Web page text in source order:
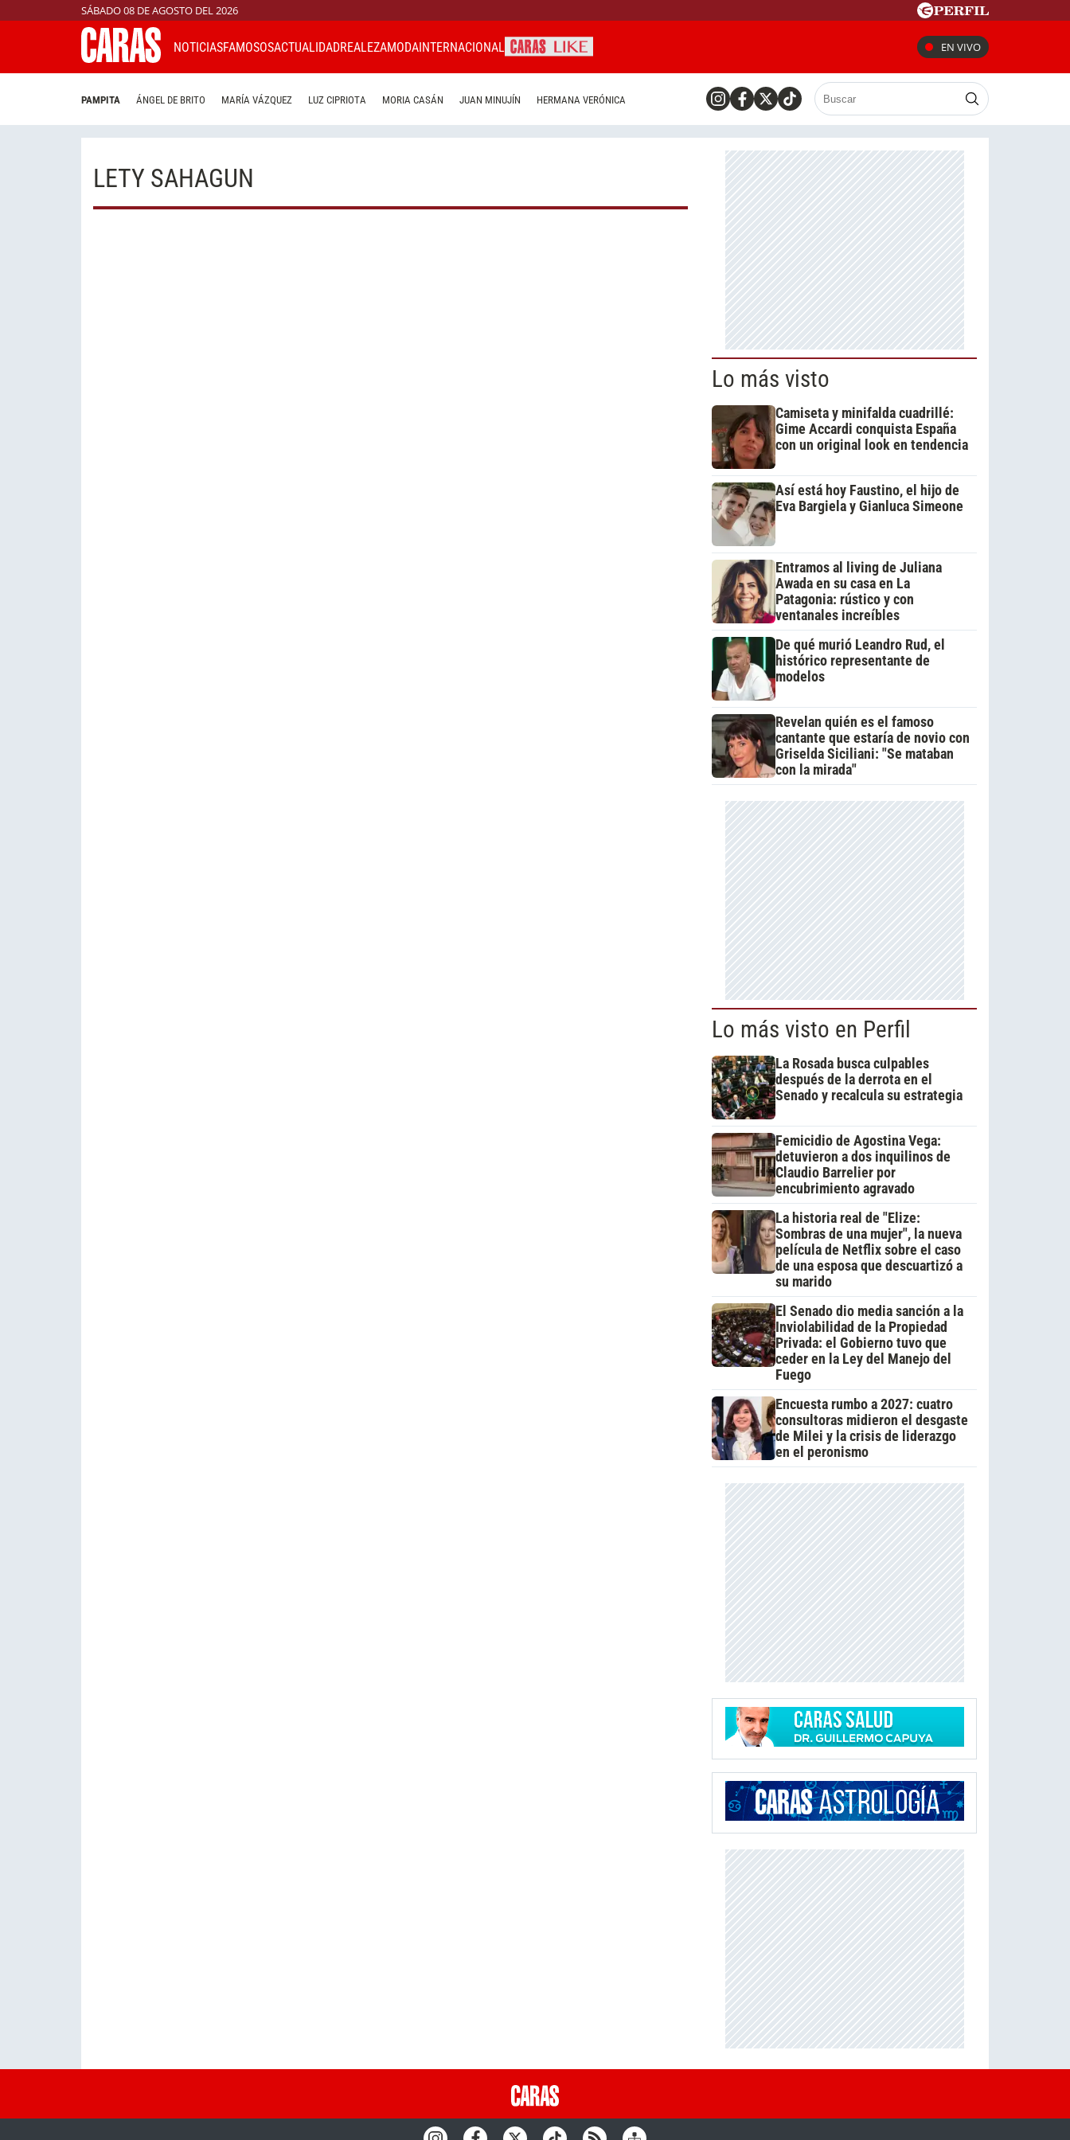
SÁBADO 08 DE AGOSTO DEL 2026
NOTICIASFAMOSOSACTUALIDADREALEZAMODAINTERNACIONAL EN VIVO
PAMPITA ÁNGEL DE BRITO MARÍA VÁZQUEZ LUZ CIPRIOTA MORIA CASÁN JUAN MINUJÍN HERMANA VERÓNICA
LETY SAHAGUN
Lo más visto
Camiseta y minifalda cuadrillé:
Gime Accardi conquista España
con un original look en tendencia
Así está hoy Faustino, el hijo de
Eva Bargiela y Gianluca Simeone
Entramos al living de Juliana
Awada en su casa en La
Patagonia: rústico y con
ventanales increíbles
De qué murió Leandro Rud, el
histórico representante de
modelos
Revelan quién es el famoso
cantante que estaría de novio con
Griselda Siciliani: "Se mataban
con la mirada"
Lo más visto en Perfil
La Rosada busca culpables
después de la derrota en el
Senado y recalcula su estrategia
Femicidio de Agostina Vega:
detuvieron a dos inquilinos de
Claudio Barrelier por
encubrimiento agravado
La historia real de "Elize:
Sombras de una mujer", la nueva
película de Netflix sobre el caso
de una esposa que descuartizó a
su marido
El Senado dio media sanción a la
Inviolabilidad de la Propiedad
Privada: el Gobierno tuvo que
ceder en la Ley del Manejo del
Fuego
Encuesta rumbo a 2027: cuatro
consultoras midieron el desgaste
de Milei y la crisis de liderazgo
en el peronismo